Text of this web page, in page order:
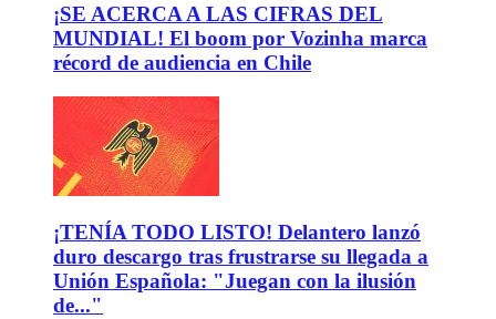
¡SE ACERCA A LAS CIFRAS DEL
MUNDIAL! El boom por Vozinha marca
récord de audiencia en Chile
¡TENÍA TODO LISTO! Delantero lanzó
duro descargo tras frustrarse su llegada a
Unión Española: "Juegan con la ilusión
de..."